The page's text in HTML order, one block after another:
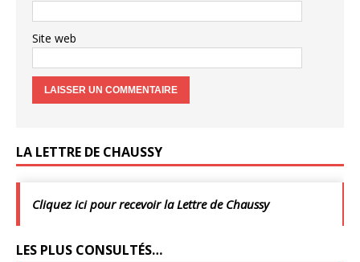
Site web
LA LETTRE DE CHAUSSY
Cliquez ici pour recevoir la Lettre de Chaussy
LES PLUS CONSULTÉS…